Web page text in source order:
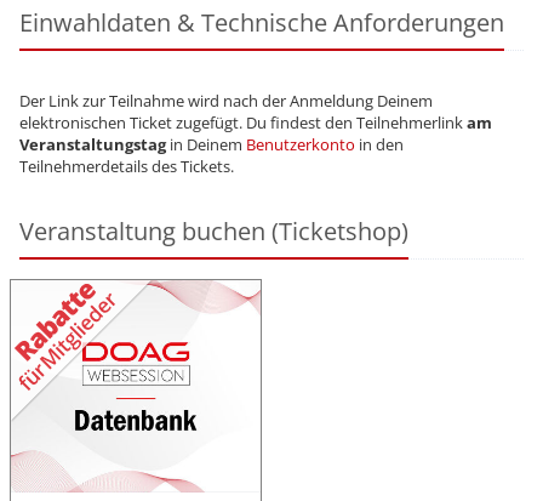
Einwahldaten & Technische Anforderungen
Der Link zur Teilnahme wird nach der Anmeldung Deinem
elektronischen Ticket zugefügt. Du findest den Teilnehmerlinkam
Veranstaltungstagin Deinem Benutzerkonto in den
Teilnehmerdetails des Tickets.
Veranstaltung buchen (Ticketshop)